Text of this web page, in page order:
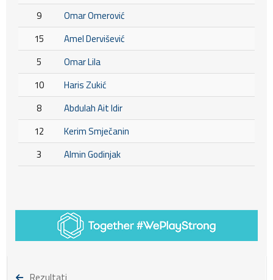
9
Omar Omerović
15
Amel Dervišević
5
Omar Lila
10
Haris Zukić
8
Abdulah Ait Idir
12
Kerim Smječanin
3
Almin Godinjak